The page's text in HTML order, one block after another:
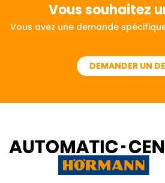
Vous souhaitez
Vous avez une demande
DEMANDER UN